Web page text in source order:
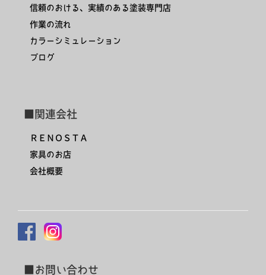
信頼のおける、実績のある塗装専門店
作業の流れ
カラーシミュレーション
ブログ
■関連会社
ＲＥＮＯＳＴＡ
家具のお店
会社概要
■お問い合わせ